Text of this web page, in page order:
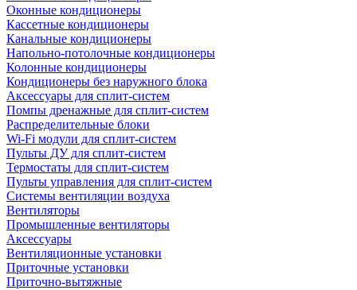
Оконные кондиционеры
Кассетные кондиционеры
Канальные кондиционеры
Напольно-потолочные кондиционеры
Колонные кондиционеры
Кондиционеры без наружного блока
Аксессуары для сплит-систем
Помпы дренажные для сплит-систем
Распределительные блоки
Wi-Fi модули для сплит-систем
Пульты ДУ для сплит-систем
Термостаты для сплит-систем
Пульты управления для сплит-систем
Системы вентиляции воздуха
Вентиляторы
Промышленные вентиляторы
Аксессуары
Вентиляционные установки
Приточные установки
Приточно-вытяжные